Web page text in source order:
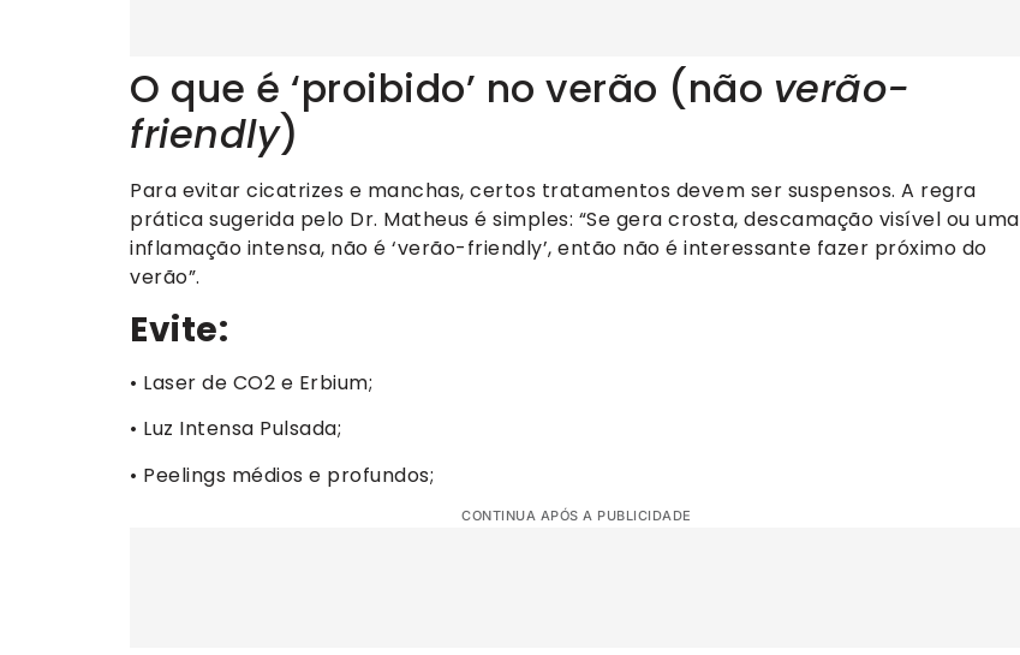
O que é ‘proibido’ no verão (não verão-
friendly)
Para evitar cicatrizes e manchas, certos tratamentos devem ser suspensos. A regra
prática sugerida pelo Dr. Matheus é simples: “Se gera crosta, descamação visível ou uma
inflamação intensa, não é ‘verão-friendly’, então não é interessante fazer próximo do
verão”.
Evite:
• Laser de CO2 e Erbium;
• Luz Intensa Pulsada;
• Peelings médios e profundos;
CONTINUA APÓS A PUBLICIDADE